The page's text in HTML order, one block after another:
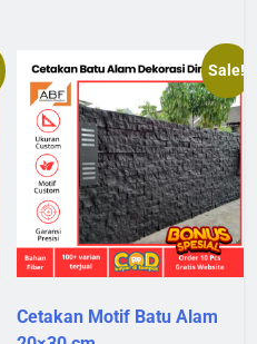
Sale!
Cetakan Motif Batu Alam